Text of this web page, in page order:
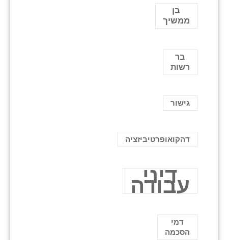
בן
ממשיך
בר
רשות
גישור
דהקואופרטיביזציה
דיני
עבודה
דמי
הסכמה